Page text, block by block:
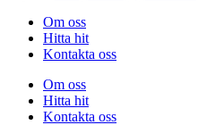
Om oss
Hitta hit
Kontakta oss
Om oss
Hitta hit
Kontakta oss